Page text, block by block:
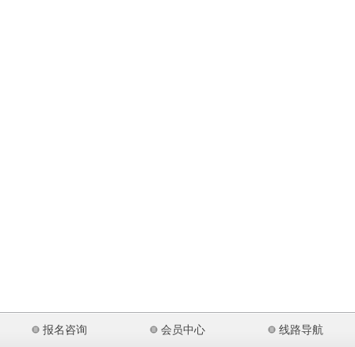
报名咨询 会员中心 线路导航